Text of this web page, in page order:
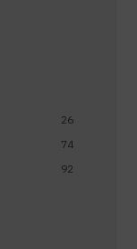
26
74
92